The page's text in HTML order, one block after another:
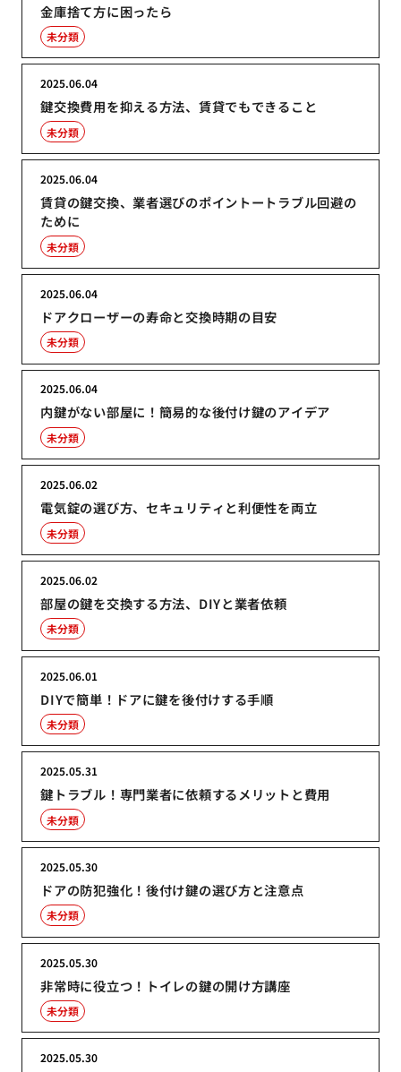
金庫捨て方に困ったら
未分類
鍵交換費用を抑える方法、賃貸でもできること
2025.06.04
未分類
賃貸の鍵交換、業者選びのポイントートラブル回避の
ために
2025.06.04
未分類
ドアクローザーの寿命と交換時期の目安
2025.06.04
未分類
内鍵がない部屋に！簡易的な後付け鍵のアイデア
2025.06.04
未分類
電気錠の選び方、セキュリティと利便性を両立
2025.06.02
未分類
部屋の鍵を交換する方法、DIYと業者依頼
2025.06.02
未分類
DIYで簡単！ドアに鍵を後付けする手順
2025.06.01
未分類
鍵トラブル！専門業者に依頼するメリットと費用
2025.05.31
未分類
ドアの防犯強化！後付け鍵の選び方と注意点
2025.05.30
未分類
非常時に役立つ！トイレの鍵の開け方講座
2025.05.30
未分類
2025.05.30